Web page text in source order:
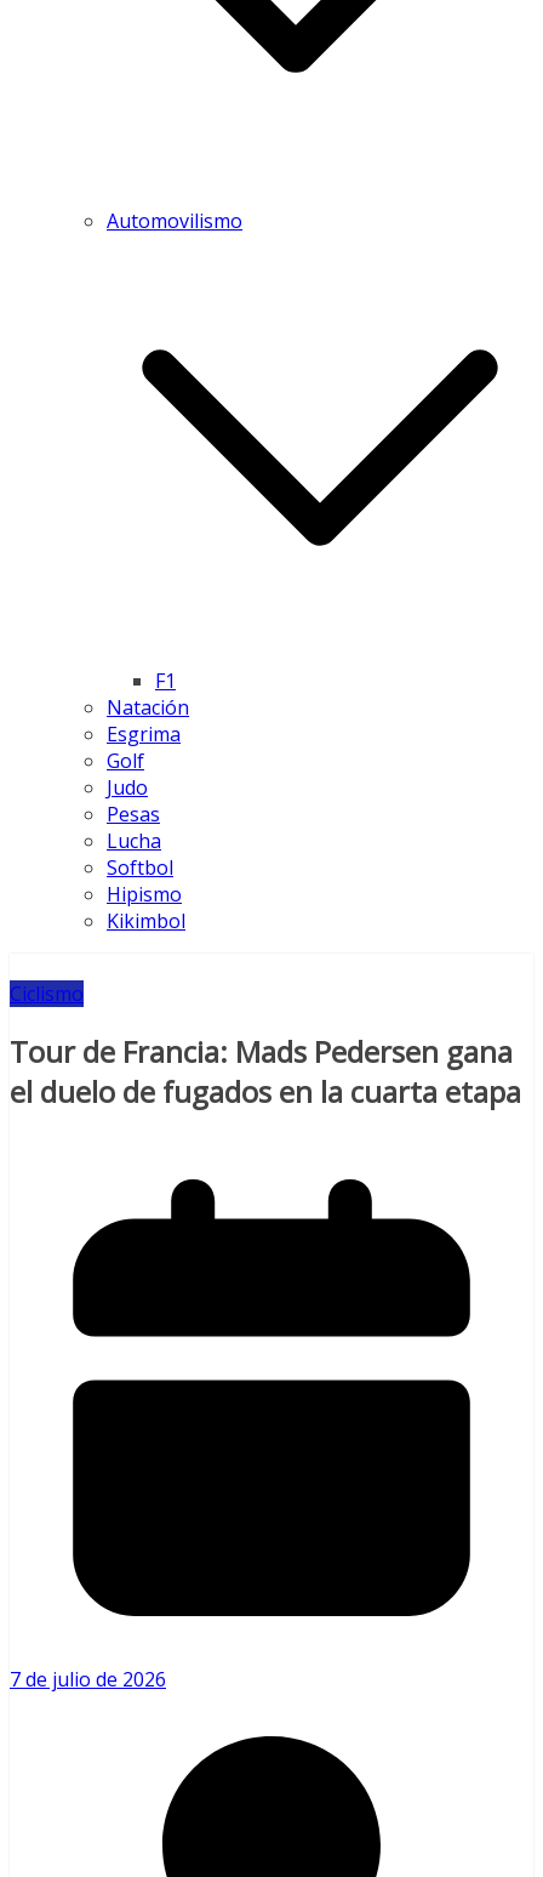
Automovilismo
F1
Natación
Esgrima
Golf
Judo
Pesas
Lucha
Softbol
Hipismo
Kikimbol
Ciclismo
Tour de Francia: Mads Pedersen gana
el duelo de fugados en la cuarta etapa
7 de julio de 2026